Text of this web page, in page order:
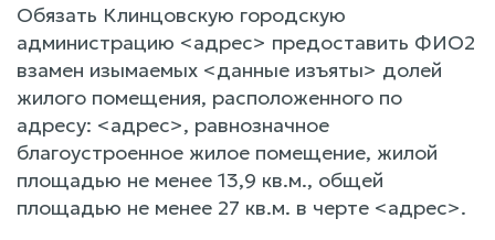
Обязать Клинцовскую городскую
администрацию <адрес> предоставить ФИО2
взамен изымаемых <данные изъяты> долей
жилого помещения, расположенного по
адресу: <адрес>, равнозначное
благоустроенное жилое помещение, жилой
площадью не менее 13,9 кв.м., общей
площадью не менее 27 кв.м. в черте <адрес>.